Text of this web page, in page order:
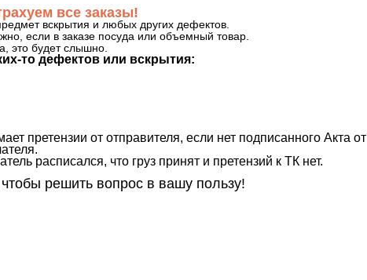
все заказы!
вскрытия и любых других дефектов.
если в заказе посуда или объемный товар.
это будет слышно.
то дефектов или вскрытия:
претензии от отправителя, если нет подписанного Акта от
расписался, что груз принят и претензий к ТК нет.
решить вопрос в вашу пользу!